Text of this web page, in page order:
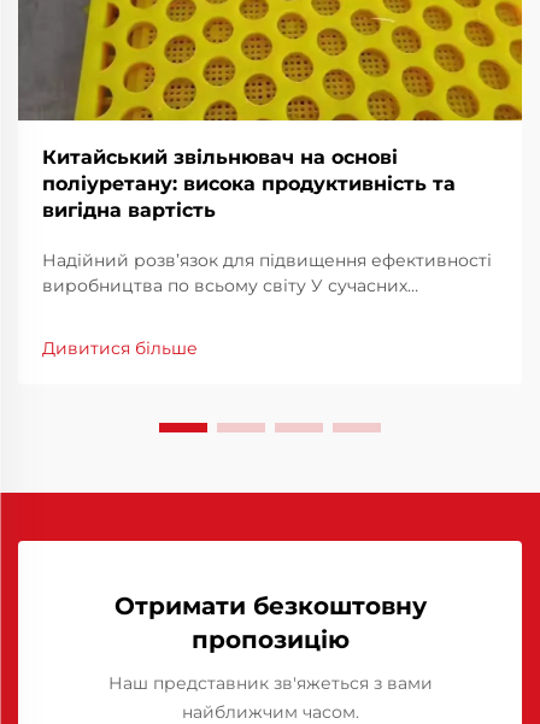
Китайський звільнювач на основі
поліуретану: висока продуктивність та
вигідна вартість
Надійний розв’язок для підвищення ефективності
виробництва по всьому світу У сучасних
стабільність та якість, вибір матеріалів та
допоміжних засобів обробки суттєво впливає на
Дивитися більше
Отримати безкоштовну
пропозицію
Наш представник зв'яжеться з вами
найближчим часом.